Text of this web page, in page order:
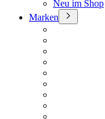
Neu im Shop
Marken